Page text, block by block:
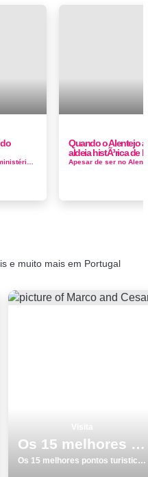
Em comunicado enviado às redações, o ministério tutelado por Eduardo Cabrita destaca que no relatório do Institute ...
Quando o Alentejo
aldeia histÃ³rica de
e muito mais em Portugal
Os 15 melhores pontos turisticos para visitar em Albufeira
Os 15 melhores pontos turisticos para visitar em Albufeira